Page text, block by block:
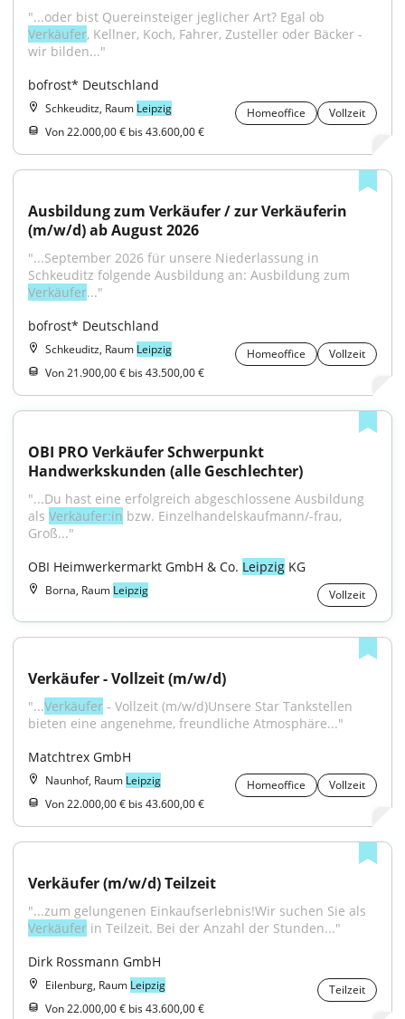
Verkäufer, Kellner, Koch, Fahrer, Zusteller oder Bäcker -
wir bilden..."
bofrost* Deutschland
Schkeuditz, Raum Leipzig Homeoffice
Vollzeit
Von 22.000,00 € bis 43.600,00 €
Ausbildung zum Verkäufer / zur Verkäuferin
(m/w/d) ab August 2026
"...September 2026 für unsere Niederlassung in
Verkäufer..."
bofrost* Deutschland
Schkeuditz, Raum Leipzig Homeoffice
Vollzeit
Von 21.900,00 € bis 43.500,00 €
OBI PRO Verkäufer Schwerpunkt
Handwerkskunden (alle Geschlechter)
"...Du hast eine erfolgreich abgeschlossene Ausbildung
als Verkäufer:in bzw. Einzelhandelskaufmann/-frau,
Groß..."
OBI Heimwerkermarkt GmbH & Co. Leipzig KG
Borna, Raum Leipzig Vollzeit
Verkäufer - Vollzeit (m/w/d)
"...Verkäufer - Vollzeit (m/w/d)Unsere Star Tankstellen
bieten eine angenehme, freundliche Atmosphäre..."
Matchtrex GmbH
Naunhof, Raum Leipzig Homeoffice
Vollzeit
Von 22.000,00 € bis 43.600,00 €
Verkäufer (m/w/d) Teilzeit
Verkäufer in Teilzeit. Bei der Anzahl der Stunden..."
Dirk Rossmann GmbH
Eilenburg, Raum Leipzig
Teilzeit
Von 22.000,00 € bis 43.600,00 €